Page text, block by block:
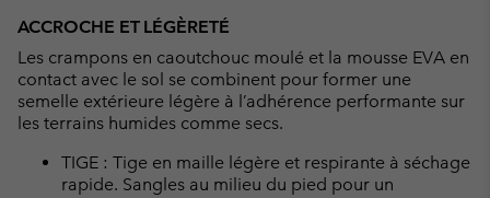
ACCROCHE ET LÉGÈRETÉ
Les crampons en caoutchouc moulé et la mousse EVA en
contact avec le sol se combinent pour former une
semelle extérieure légère à l’adhérence performante sur
les terrains humides comme secs.
TIGE : Tige en maille légère et respirante à séchage
rapide. Sangles au milieu du pied pour un